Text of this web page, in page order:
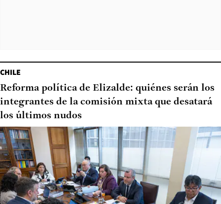
CHILE
Reforma política de Elizalde: quiénes serán los
integrantes de la comisión mixta que desatará
los últimos nudos